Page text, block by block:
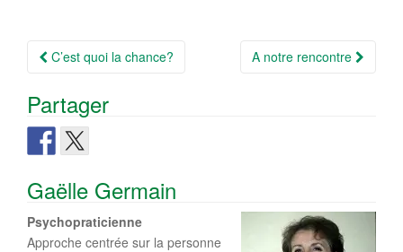
Navigation
C’est quoi la chance? A notre rencontre
Partager
Gaëlle Germain
Psychopraticienne
Approche centrée sur la personne